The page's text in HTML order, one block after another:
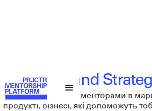
Brand
Бронюйте зустріч з менторами в
продукті, бізнесі, які допоможуть